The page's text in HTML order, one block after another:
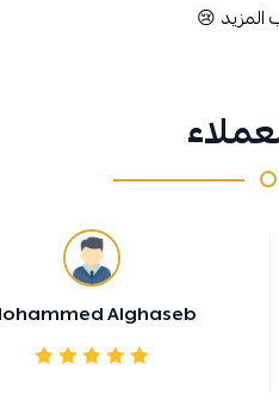
المزيد 😢
Alghaseb